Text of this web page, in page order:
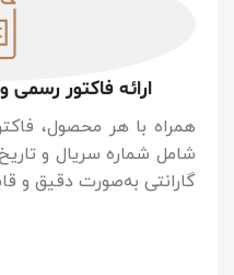
ارائه فاکتور
همراه با هر محصول،
شامل شماره سریال و
گارانتی به‌صورت دقیق و